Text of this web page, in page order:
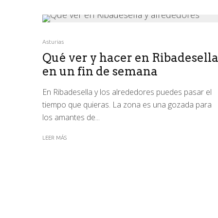
Asturias
Qué ver y hacer en Ribadesella
en un fin de semana
En Ribadesella y los alrededores puedes pasar el
tiempo que quieras. La zona es una gozada para
los amantes de...
LEER MÁS